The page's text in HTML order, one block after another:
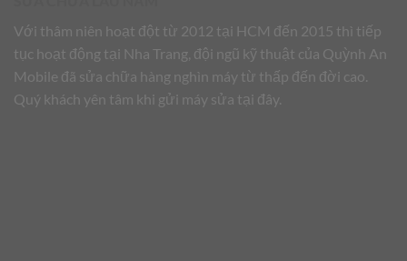
Với thâm niên hoạt đột từ 2012 tại HCM đến 2015 thì tiếp
tục hoạt động tại Nha Trang, đội ngũ kỹ thuật của Quỳnh An
Mobile đã sửa chữa hàng nghìn máy từ thấp đến đời cao.
Quý khách yên tâm khi gửi máy sửa tại đây.